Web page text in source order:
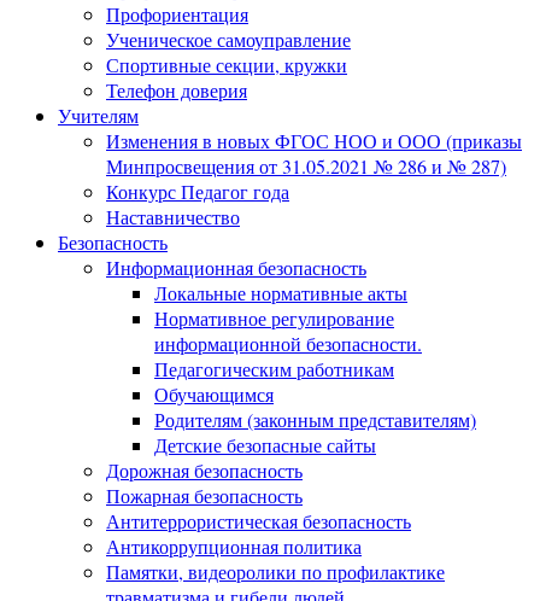
Профориентация
Ученическое самоуправление
Спортивные секции, кружки
Телефон доверия
Учителям
Изменения в новых ФГОС НОО и ООО (приказы
Минпросвещения от 31.05.2021 № 286 и № 287)
Конкурс Педагог года
Наставничество
Безопасность
Информационная безопасность
Локальные нормативные акты
Нормативное регулирование
информационной безопасности.
Педагогическим работникам
Обучающимся
Родителям (законным представителям)
Детские безопасные сайты
Дорожная безопасность
Пожарная безопасность
Антитеррористическая безопасность
Антикоррупционная политика
Памятки, видеоролики по профилактике